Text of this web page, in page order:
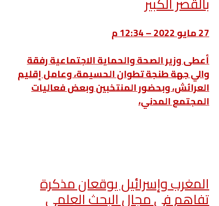
27 مايو 2022 – 12:34 م
أعطى وزير الصحة والحماية الاجتماعية رفقة
والي جهة طنجة تطوان الحسيمة، وعامل إقليم
العرائش، وبحضور المنتخبين وبعض فعاليات
المجتمع المدني،
المغرب وإسرائيل يوقعان مذكرة
تفاهم في مجال البحث العلمي